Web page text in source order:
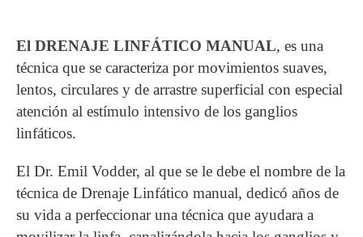
El DRENAJE LINFÁTICO MANUAL, es una
técnica que se caracteriza por movimientos suaves,
lentos, circulares y de arrastre superficial con especial
atención al estímulo intensivo de los ganglios
linfáticos.
El Dr. Emil Vodder, al que se le debe el nombre de la
técnica de Drenaje Linfático manual, dedicó años de
su vida a perfeccionar una técnica que ayudara a